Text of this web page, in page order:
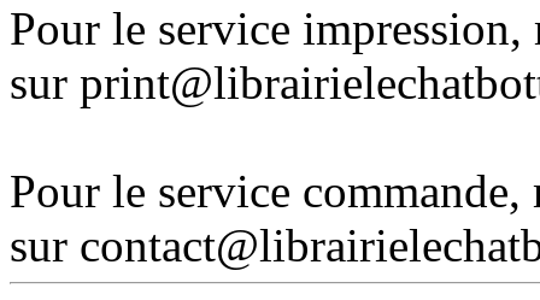
Pour le service
sur
Pour le service
sur